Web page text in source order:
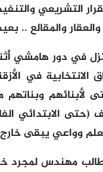
التشريعي
والمقالع ..
في دور هامشي
الانتخابية في
لأبنائهم
(حتى الابتدائي
وواعي يبقى خارج
مهندس لمجرد